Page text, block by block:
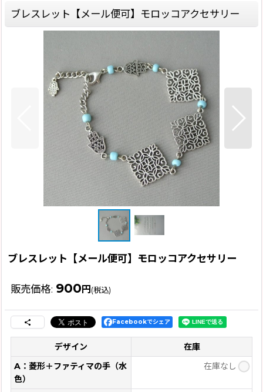
ブレスレット【メール便可】モロッコアクセサリー
ブレスレット【メール便可】モロッコアクセサリー
販売価格: 900円(税込)
Facebookでシェア
デザイン
在庫
A：菱形＋ファティマの手（水
色）
在庫なし